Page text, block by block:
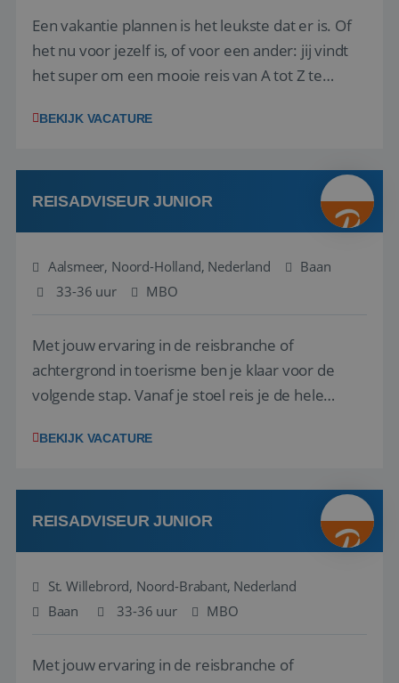
Een vakantie plannen is het leukste dat er is. Of
het nu voor jezelf is, of voor een ander: jij vindt
het super om een mooie reis van A tot Z te
vakantiegangers de meest prachtige plekjes op
werken: of het nu gaat om vragen ...
BEKIJK VACATURE
REISADVISEUR JUNIOR
Aalsmeer, Noord-Holland, Nederland
Baan
33-36 uur
MBO
Met jouw ervaring in de reisbranche of
achtergrond in toerisme ben je klaar voor de
volgende stap. Vanaf je stoel reis je de hele
wensen van je team, je klant en wat er in de
klanten te overtuigen om die droomreis te
boeken! ...
BEKIJK VACATURE
REISADVISEUR JUNIOR
St. Willebrord, Noord-Brabant, Nederland
Baan
33-36 uur MBO
Met jouw ervaring in de reisbranche of